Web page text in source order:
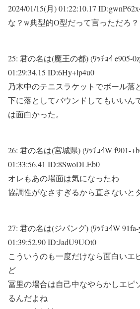
2024/01/15(月) 01:22:10.17
な？w典型的O型だって言っただろ？
25: 君の名は(魔王の都) (ﾜｯﾁｮｲ e905-
01:29:34.15 ID:6Hy+lp4u0
乃木中のテニスラケットでボール落
下に落としてバウンドしてもいいん
は面白かった。
26: 君の名は(宮城県) (ﾜｯﾁｮｲW f901-
01:33:56.41 ID:8SwoDLEb0
オレもあの場面は気になったわ
協調性がなさすぎるから直さないと
27: 君の名は(ジパング) (ﾜｯﾁｮｲW
01:39:52.90 ID:JadU9UOt0
こういうのも一度だけなら面白いエ
ど
冨里の場合は自己中なやらかしエピ
るんだよね